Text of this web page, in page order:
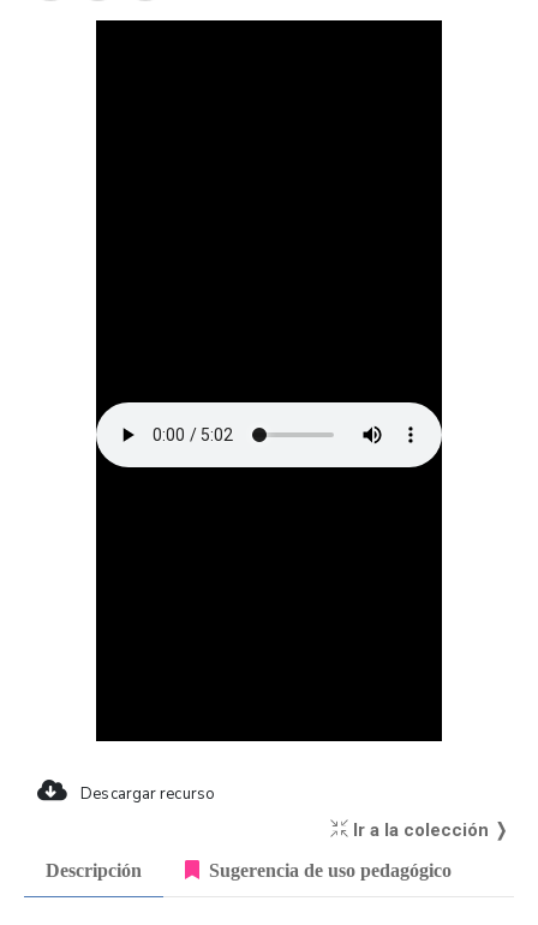
Descargar recurso
Ir a la colección ❭
Descripción Sugerencia de uso pedagógico